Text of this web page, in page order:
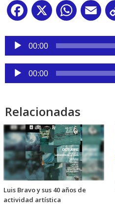
Facebook
X
Reproductor
audio
00:00
Reproductor
de
00:00
Relacionadas
Luis Bravo y sus 40 años de
actividad artística